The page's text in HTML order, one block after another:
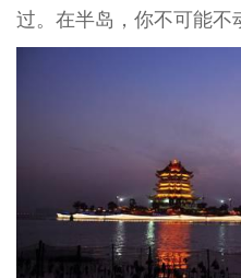
过。在半岛，你不可能不